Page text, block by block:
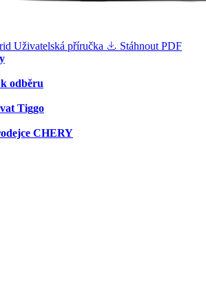
Uživatelská příručka
Stáhnout PDF
odběru
Tiggo
CHERY